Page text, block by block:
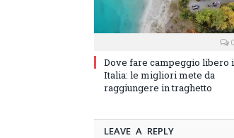
0
Dove fare campeggio libero
Italia: le migliori mete da
raggiungere in traghetto
LEAVE A REPLY